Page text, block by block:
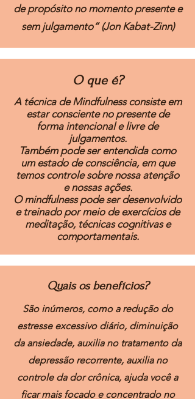
de propósito no momento presente e
sem julgamento” (Jon Kabat-Zinn)
O que é?
A técnica de Mindfulness consiste em
estar consciente no presente de
forma intencional e livre de
julgamentos.
Também pode ser entendida como
um estado de consciência, em que
temos controle sobre nossa atenção
e nossas ações.
O mindfulness pode ser desenvolvido
e treinado por meio de exercícios de
meditação, técnicas cognitivas e
comportamentais.
Quais os benefícios?
São inúmeros, como a redução do
estresse excessivo diário, diminuição
da ansiedade, auxilia no tratamento da
depressão recorrente, auxilia no
controle da dor crônica, ajuda você a
ficar mais focado e concentrado no